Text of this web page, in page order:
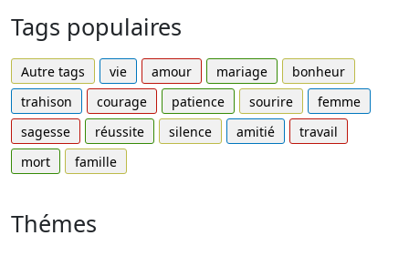
Tags populaires
Autre tags vie amour mariage
bonheur
trahison
courage patience sourire
femme
sagesse
réussite silence amitié
travail
mort
famille
Thémes